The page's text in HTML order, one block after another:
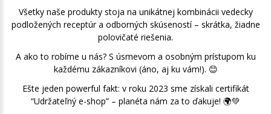
Všetky naše produkty stoja na unikátnej kombinácii vedecky
podložených receptúr a odborných skúseností – skrátka, žiadne
polovičaté riešenia.
A ako to robíme u nás? S úsmevom a osobným prístupom ku
každému zákazníkovi (áno, aj ku vám!). 😊
Ešte jeden powerful fakt: v roku 2023 sme získali certifikát
“Udržateľný e-shop” – planéta nám za to ďakuje! 🌍💚